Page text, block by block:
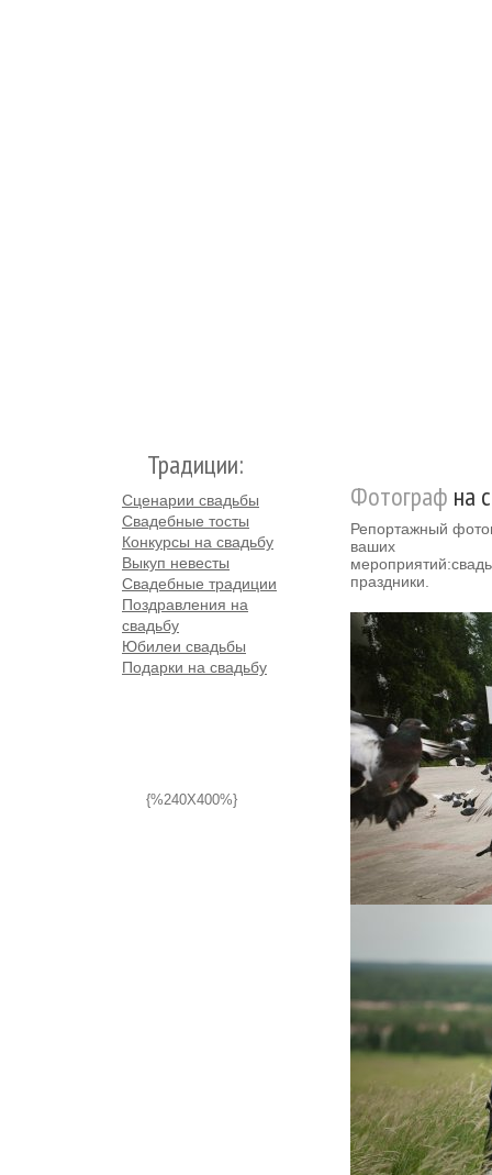
Традиции:
Сценарии свадьбы
Свадебные тосты
Конкурсы на свадьбу
Выкуп невесты
Свадебные традиции
Поздравления на
свадьбу
Юбилеи свадьбы
Подарки на свадьбу
{%240X400%}
Фотограф на
Репортажный
ваших
праздники.